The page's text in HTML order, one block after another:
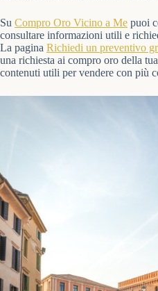
Su Compro Oro Vicino a Me puoi
consultare informazioni utili e
La pagina Richiedi un preventivo
una richiesta ai compro oro della
contenuti utili per vendere con più